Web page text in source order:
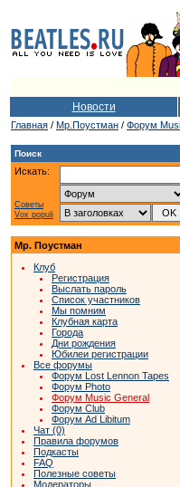
Новости
Главная / Мр.Поустман / Форум
Поиск
Искать:
Советы
Vox populi
Мр. Поустман
Клуб
Регистрация
Выслать пароль
Список участников
Мы помним
Клубная карта
Города
Дни рождения
Юбилеи регистрации
Все форумы
Форум Lost Lennon Tapes
Форум Photo
Форум Music General
Форум Club
Форум Ad Libitum
Чат (0)
Правила форумов
Подкасты
FAQ
Полезные советы
Модераторы